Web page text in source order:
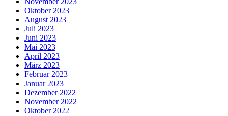
Oktober 2023
August 2023
Juli 2023
Juni 2023
Mai 2023
April 2023
März 2023
Februar 2023
Januar 2023
Dezember 2022
November 2022
Oktober 2022